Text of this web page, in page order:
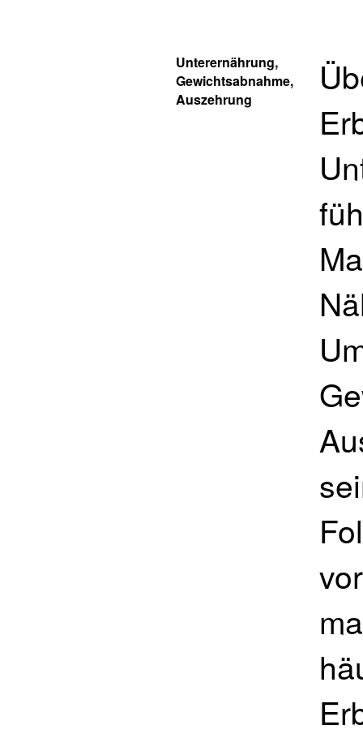
Unterernährung,
Gewichtsabnahme,
Auszehrung